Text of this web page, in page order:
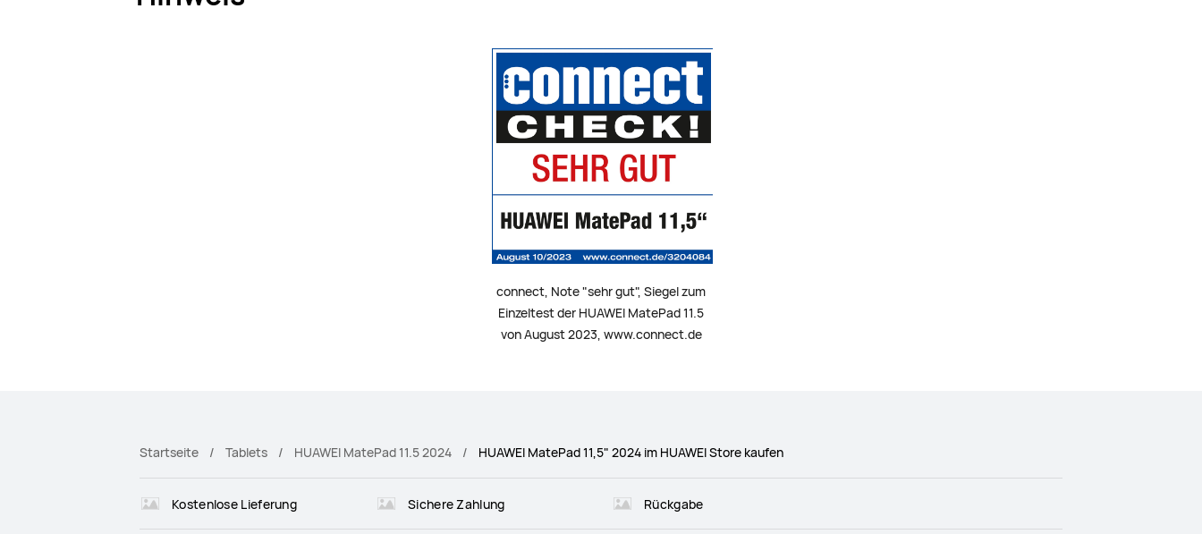
connect, Note "sehr gut", Siegel zum
Einzeltest der HUAWEI MatePad 11.5
von August 2023, www.connect.de
Startseite Tablets HUAWEI MatePad 11.5 2024 HUAWEI MatePad 11,5" 2024 im HUAWEI Store kaufen
Kostenlose Lieferung Sichere Zahlung Rückgabe